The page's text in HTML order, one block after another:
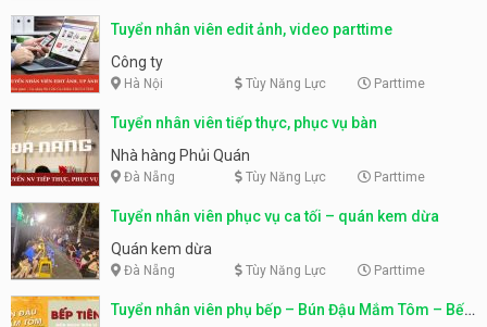
Tuyển nhân viên edit ảnh, video parttime
Công ty
Hà Nội Tùy Năng Lực Parttime
Tuyển nhân viên tiếp thực, phục vụ bàn
Nhà hàng Phủi Quán
Đà Nẵng Tùy Năng Lực Parttime
Tuyển nhân viên phục vụ ca tối – quán kem dừa
Quán kem dừa
Đà Nẵng Tùy Năng Lực Parttime
Tuyển nhân viên phụ bếp – Bún Đậu Mắm Tôm – Bếp